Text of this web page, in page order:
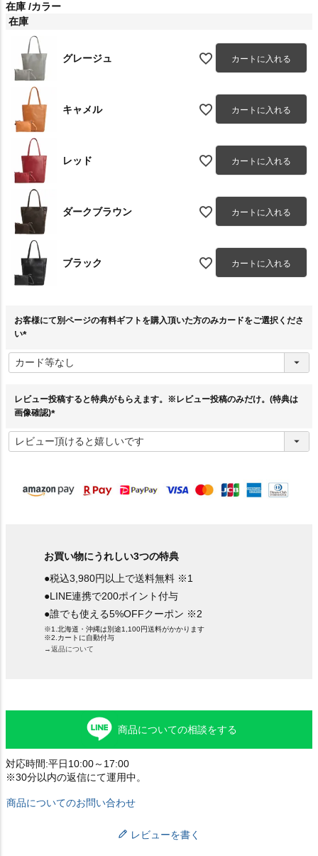
在庫 カラー
在庫
グレージュ カートに入れる
キャメル カートに入れる
レッド カートに入れる
ダークブラウン カートに入れる
ブラック カートに入れる
お客様にて別ページの有料ギフトを購入頂いた方のみカードをご選択くださ
い
必
須
レビュー投稿すると特典がもらえます。※レビュー投稿のみだけ。(特典は
画像確認)
必
須
お買い物にうれしい3つの特典
●税込3,980円以上で送料無料 ※1
●LINE連携で200ポイント付与
●誰でも使える5%OFFクーポン ※2
※1.北海道・沖縄は別途1,100円送料がかかります
※2.カートに自動付与
→返品について
商品についての相談をする
対応時間:平日10:00～17:00
※30分以内の返信にて運用中。
商品についてのお問い合わせ
レビューを書く